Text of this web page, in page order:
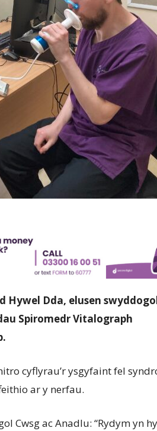
Hywel Dda, elusen
Spiromedr Vitalograph
cyflyrau’r ysgyfaint fel
ar y nerfau.
Cwsg ac Anadlu: “Rydym yn